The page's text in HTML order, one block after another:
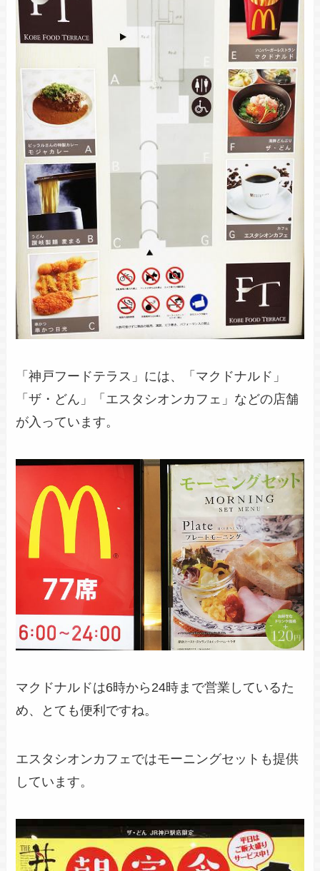
「神戸フードテラス」には、「マクドナルド」
「ザ・どん」「エスタシオンカフェ」などの店舗
が入っています。
マクドナルドは6時から24時まで営業しているた
め、とても便利ですね。
エスタシオンカフェではモーニングセットも提供
しています。